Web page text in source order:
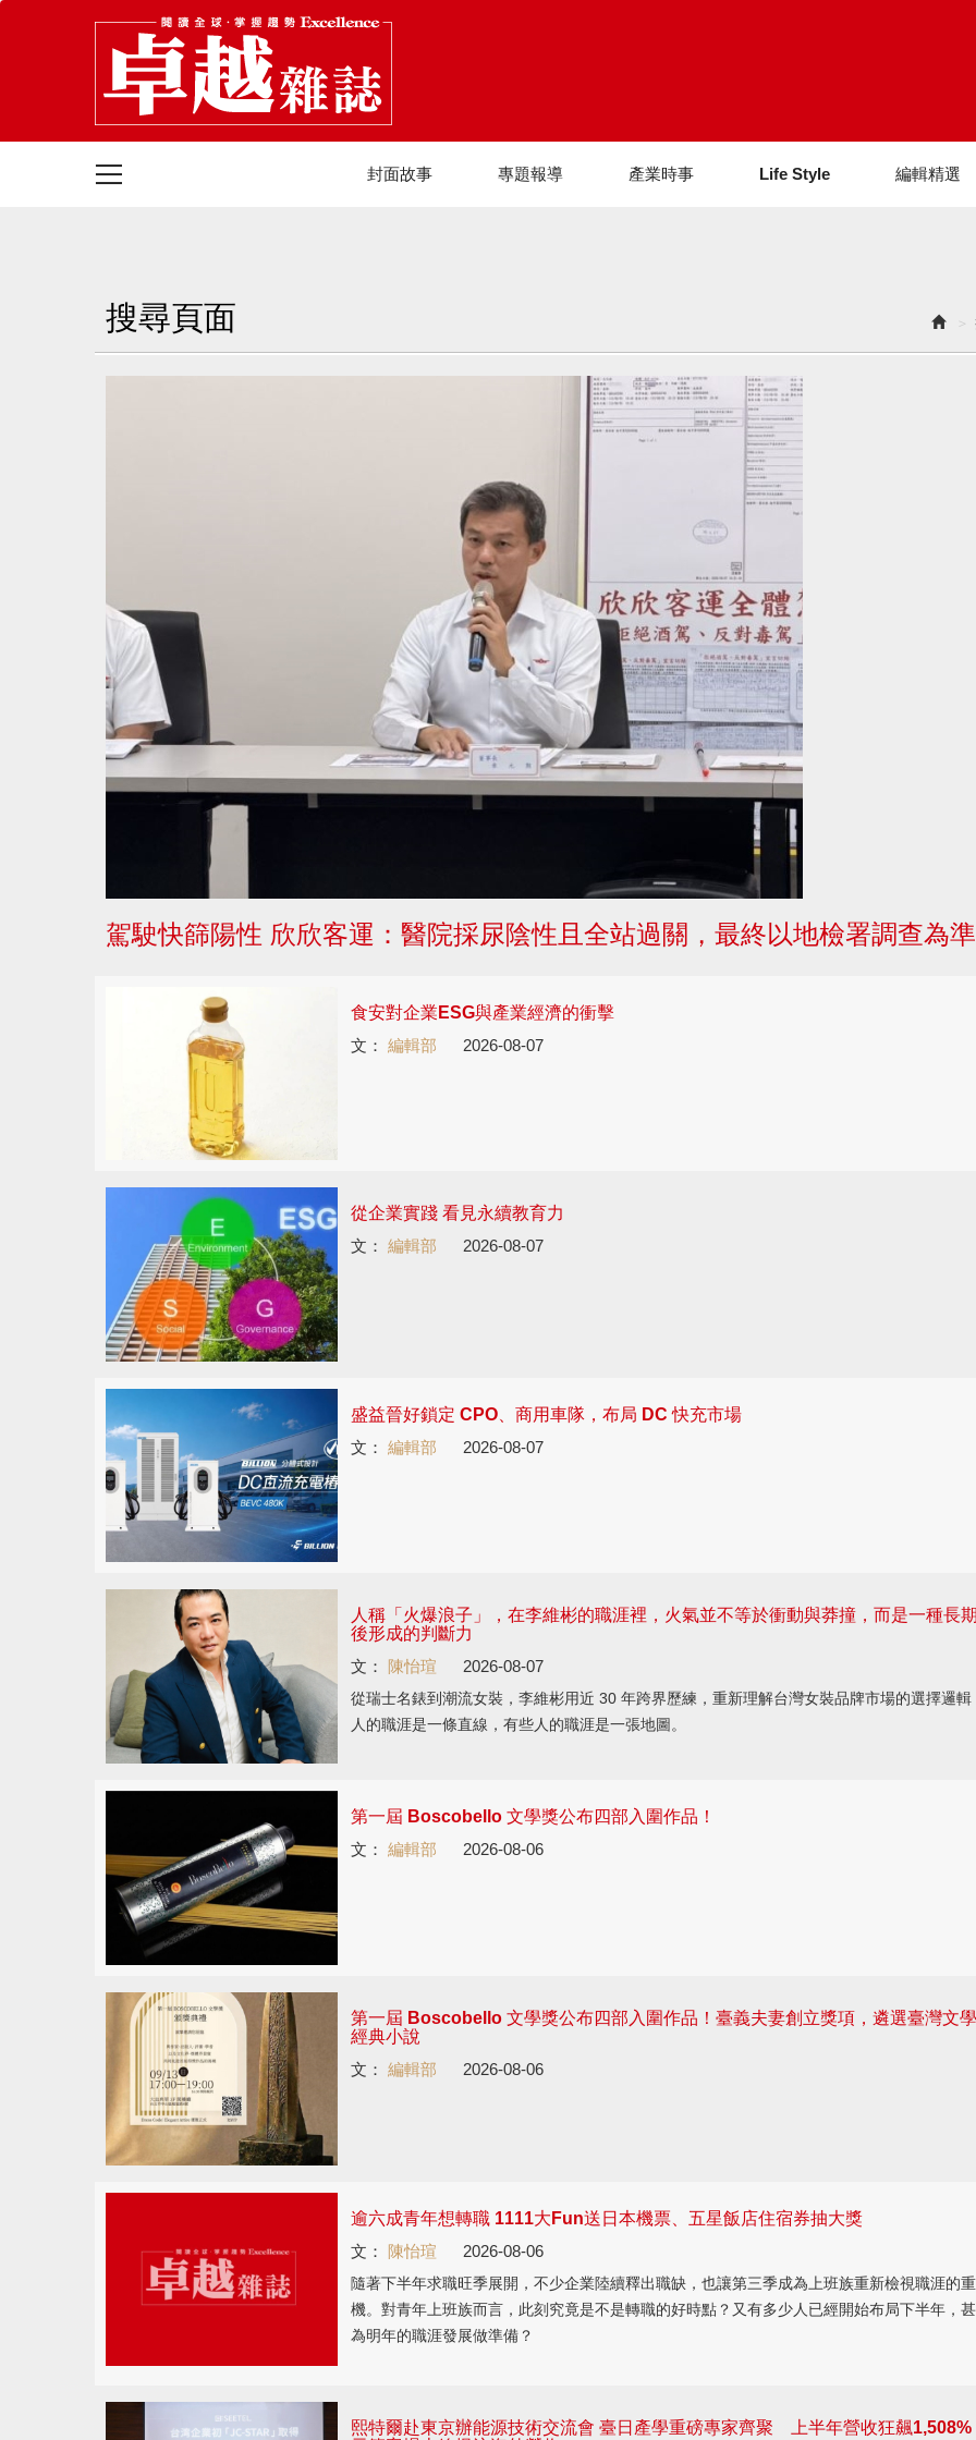
封面故事 專題報導 產業時事 Life Style 編輯精選
搜尋頁面
駕駛快篩陽性 欣欣客運：醫院採尿陰性且全站過關，最終以地檢署調查為準
食安對企業ESG與產業經濟的衝擊
文： 編輯部 2026-08-07
從企業實踐 看見永續教育力
文： 編輯部 2026-08-07
盛益晉好鎖定 CPO、商用車隊，布局 DC 快充市場
文： 編輯部 2026-08-07
人稱「火爆浪子」，在李維彬的職涯裡，火氣並不等於衝動與莽撞，而是一種長
後形成的判斷力
文：
陳怡瑄 2026-08-07
從瑞士名錶到潮流女裝，李維彬用近 30 年跨界歷練，重新理解台灣女裝品牌市場的選擇邏輯
人的職涯是一條直線，有些人的職涯是一張地圖。
第一屆 Boscobello 文學獎公布四部入圍作品！
文： 編輯部 2026-08-06
第一屆 Boscobello 文學獎公布四部入圍作品！臺義夫妻創立獎項，遴選臺灣文
經典小說
文： 編輯部 2026-08-06
逾六成青年想轉職 1111大Fun送日本機票、五星飯店住宿券抽大獎
文：
陳怡瑄 2026-08-06
隨著下半年求職旺季展開，不少企業陸續釋出職缺，也讓第三季成為上班族重新檢視職涯的
機。對青年上班族而言，此刻究竟是不是轉職的好時點？又有多少人已經開始布局下半年，
為明年的職涯發展做準備？
熙特爾赴東京辦能源技術交流會 臺日產學重磅專家齊聚 上半年營收狂飆1,508%